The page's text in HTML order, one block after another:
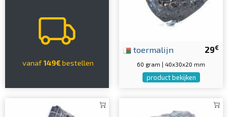
vanaf149€bestellen
29€
toermalijn
60 gram | 40x30x20 mm
product bekijken